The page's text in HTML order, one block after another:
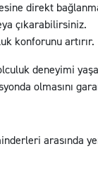
direkt
çıkarabilirsiniz.
konforunu artırır.
deneyimi
olmasını
arasında